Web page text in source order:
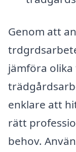
Genom att
jämföra
enklare att
rätt
behov.